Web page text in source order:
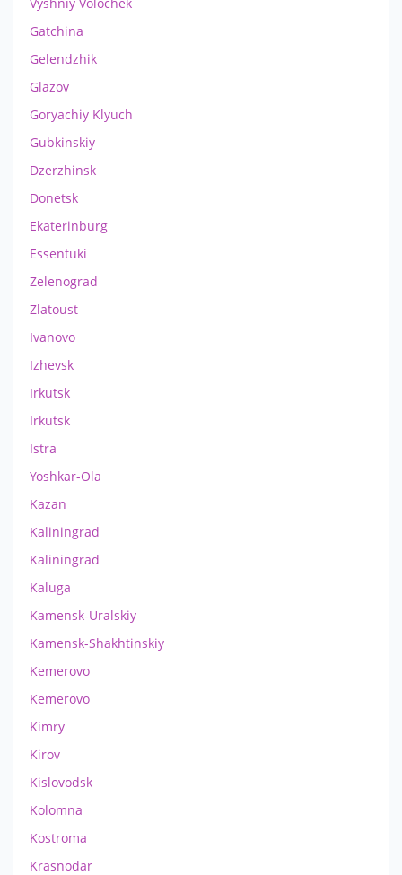
Gatchina
Gelendzhik
Glazov
Goryachiy Klyuch
Gubkinskiy
Dzerzhinsk
Donetsk
Ekaterinburg
Essentuki
Zelenograd
Zlatoust
Ivanovo
Izhevsk
Irkutsk
Irkutsk
Istra
Yoshkar-Ola
Kazan
Kaliningrad
Kaliningrad
Kaluga
Kamensk-Uralskiy
Kamensk-Shakhtinskiy
Kemerovo
Kemerovo
Kimry
Kirov
Kislovodsk
Kolomna
Kostroma
Krasnodar